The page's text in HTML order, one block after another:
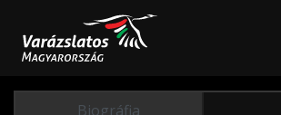
Biográfia